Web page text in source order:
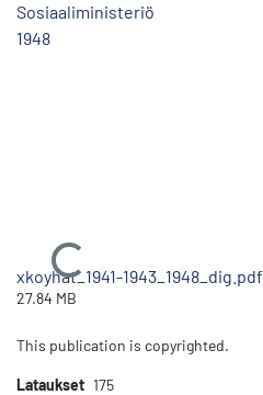
Sosiaaliministeriö
1948
Ladataan...
xkoyhat_1941-1943_1948_dig.pdf
27.84 MB
This publication is copyrighted.
Lataukset 175